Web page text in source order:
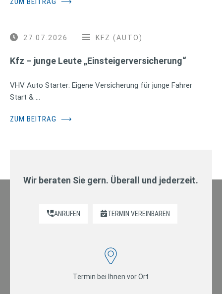
27.07.2026 KFZ (AUTO)
Kfz – junge Leute „Einsteigerversicherung“
VHV Auto Starter: Eigene Versicherung für junge Fahrer
Start & …
ZUM BEITRAG ⟶
Wir beraten Sie gern. Überall und jederzeit.
ANRUFEN TERMIN VEREINBAREN
Termin bei Ihnen vor Ort